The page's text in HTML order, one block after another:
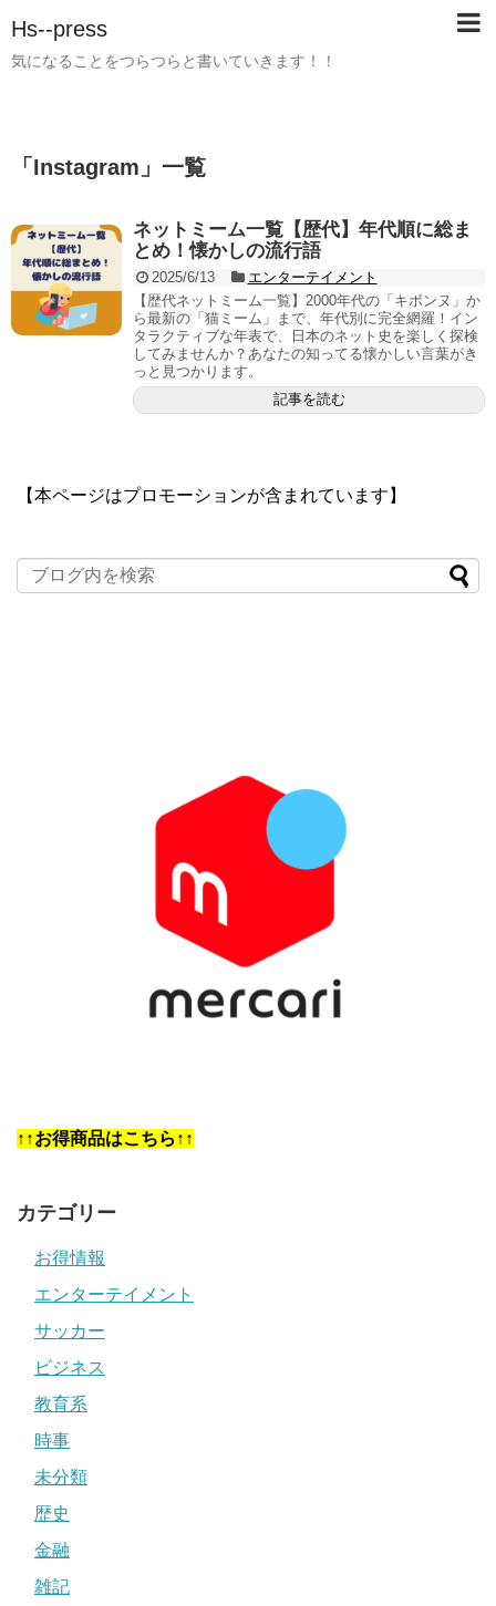
Hs--press
気になることをつらつらと書いていきます！！
「 Instagram 」 一覧
ネットミーム一覧【歴代】年代順に総ま
とめ！懐かしの流行語
2025/6/13
エンターテイメント
【歴代ネットミーム一覧】2000年代の「キボンヌ」か
ら最新の「猫ミーム」まで、年代別に完全網羅！イン
タラクティブな年表で、日本のネット史を楽しく探検
してみませんか？あなたの知ってる懐かしい言葉がき
っと見つかります。
記事を読む
【本ページはプロモーションが含まれています】
↑↑お得商品はこちら↑↑
カテゴリー
お得情報
エンターテイメント
サッカー
ビジネス
教育系
時事
未分類
歴史
金融
雑記